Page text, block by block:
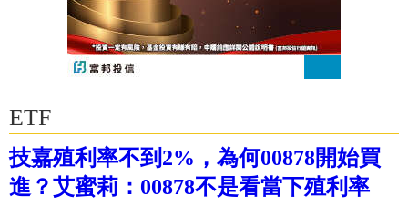
ETF
技嘉殖利率不到2%，為何00878開始買
進？艾蜜莉：00878不是看當下殖利率